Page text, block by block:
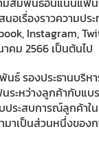
สนอเรื่องราวความ
Instagram,
คม 2566 เป็นต้นไป
ธ์ รองประธานบริห
ะหว่างลูกค้ากับแบ
ประสบการณ์ลูกค้า
มาเป็นส่วนหนึ่งขอ